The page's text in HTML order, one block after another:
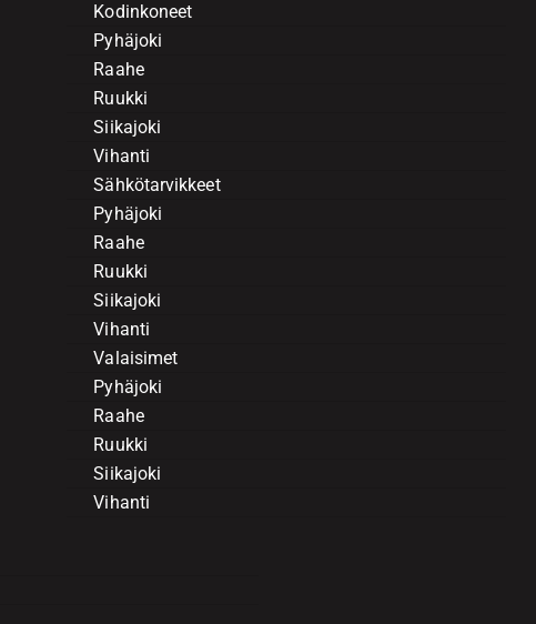
Kodinkoneet
Pyhäjoki
Raahe
Ruukki
Siikajoki
Vihanti
Sähkötarvikkeet
Pyhäjoki
Raahe
Ruukki
Siikajoki
Vihanti
Valaisimet
Pyhäjoki
Raahe
Ruukki
Siikajoki
Vihanti